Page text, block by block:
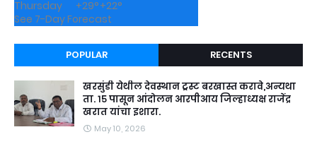
Thursday
+29°+22°
See 7-Day Forecast
POPULAR RECENTS
खरसुंडी येथील देवस्थान ट्रस्ट बरखास्त करावे,अन्यथा
ता. १५ पासून आंदोलन आरपीआय जिल्हाध्यक्ष राजेंद्र
खरात यांचा इशारा.
May 10, 2026